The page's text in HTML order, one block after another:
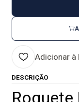
Adicionar
DESCRIÇÃO